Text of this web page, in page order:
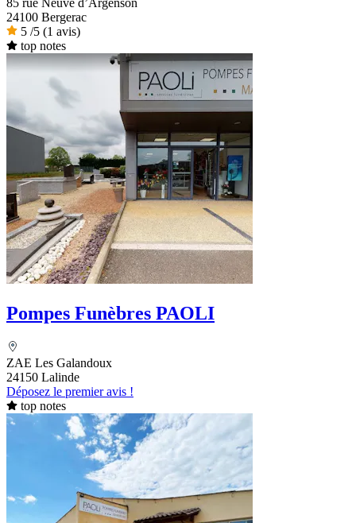
85 rue Neuve d’Argenson
24100 Bergerac
5 /5 (1 avis)
top notes
Pompes Funèbres PAOLI
ZAE Les Galandoux
24150 Lalinde
Déposez le premier avis !
top notes